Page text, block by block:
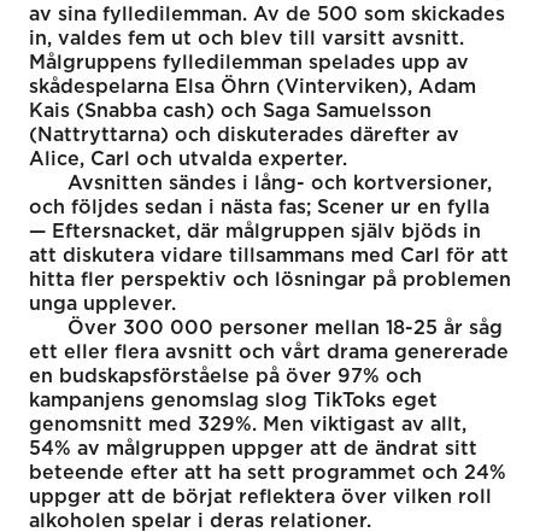
av sina fylledilemman. Av de 500 som skickades
in, valdes fem ut och blev till varsitt avsnitt.
Målgruppens fylledilemman spelades upp av
skådespelarna Elsa Öhrn (Vinterviken), Adam
Kais (Snabba cash) och Saga Samuelsson
(Nattryttarna) och diskuterades därefter av
Alice, Carl och utvalda experter.
Avsnitten sändes i lång- och kortversioner,
och följdes sedan i nästa fas; Scener ur en fylla
— Eftersnacket, där målgruppen själv bjöds in
att diskutera vidare tillsammans med Carl för att
hitta fler perspektiv och lösningar på problemen
unga upplever.
Över 300 000 personer mellan 18-25 år såg
ett eller flera avsnitt och vårt drama genererade
en budskapsförståelse på över 97% och
kampanjens genomslag slog TikToks eget
genomsnitt med 329%. Men viktigast av allt,
54% av målgruppen uppger att de ändrat sitt
beteende efter att ha sett programmet och 24%
uppger att de börjat reflektera över vilken roll
alkoholen spelar i deras relationer.